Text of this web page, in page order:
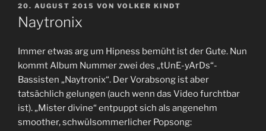
VERÖFFENTLICHT
AM
20. AUGUST 2015 VON VOLKER KINDT
Naytronix
Immer etwas arg um Hipness bemüht ist der Gute. Nun
kommt Album Nummer zwei des „tUnE-yArDs“-
Bassisten „Naytronix“. Der Vorabsong ist aber
tatsächlich gelungen (auch wenn das Video furchtbar
ist). „Mister divine“ entpuppt sich als angenehm
smoother, schwülsommerlicher Popsong: